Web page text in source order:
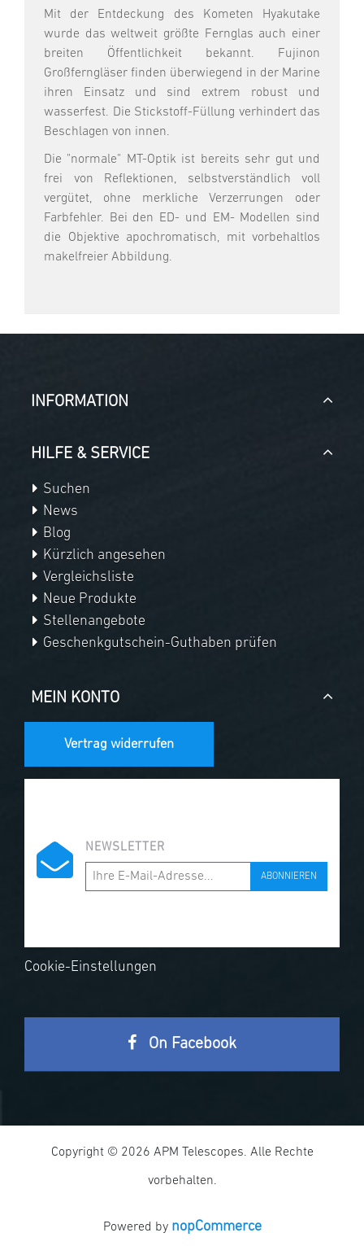
Mit der Entdeckung des Kometen Hyakutake
wurde das weltweit größte Fernglas auch einer
breiten Öffentlichkeit bekannt. Fujinon
Großferngläser finden überwiegend in der Marine
ihren Einsatz und sind extrem robust und
wasserfest. Die Stickstoff-Füllung verhindert das
Beschlagen von innen.
Die "normale" MT-Optik ist bereits sehr gut und
frei von Reflektionen, selbstverständlich voll
vergütet, ohne merkliche Verzerrungen oder
Farbfehler. Bei den ED- und EM- Modellen sind
die Objektive apochromatisch, mit vorbehaltlos
makelfreier Abbildung.
INFORMATION
HILFE & SERVICE
Suchen
News
Blog
Kürzlich angesehen
Vergleichsliste
Neue Produkte
Stellenangebote
Geschenkgutschein-Guthaben prüfen
MEIN KONTO
Vertrag widerrufen
NEWSLETTER
ABONNIEREN
Cookie-Einstellungen
On Facebook
Copyright © 2026 APM Telescopes. Alle Rechte
vorbehalten.
Powered by nopCommerce